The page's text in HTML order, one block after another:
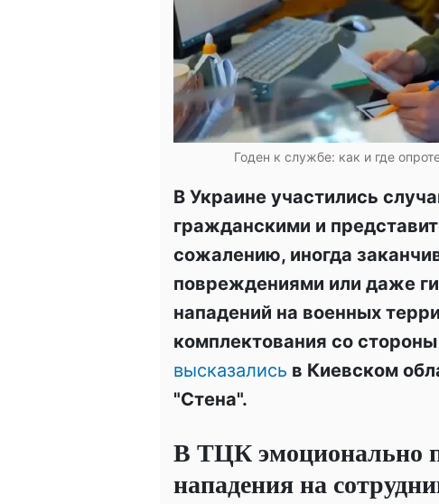
Годен к службе: как и где
В Украине участились
гражданскими и
сожалению, иногда
повреждениями или даже
нападений на военных
комплектования со
высказались в Киевском
"Стена".
В ТЦК эмоционально
нападения на